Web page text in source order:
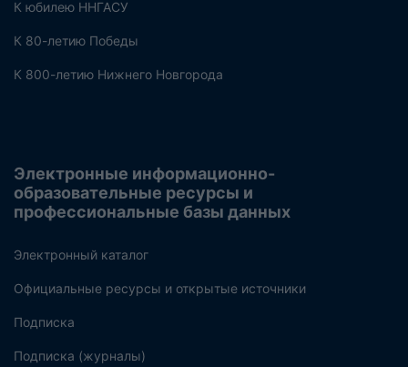
К юбилею ННГАСУ
К 80-летию Победы
К 800-летию Нижнего Новгорода
Электронные информационно-
образовательные ресурсы и
профессиональные базы данных
Электронный каталог
Официальные ресурсы и открытые источники
Подписка
Подписка (журналы)